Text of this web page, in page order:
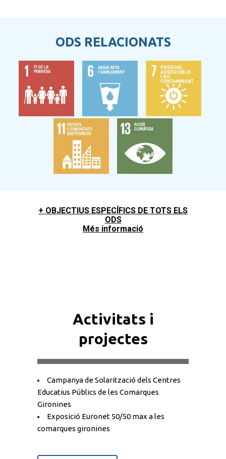
ODS RELACIONATS
+ OBJECTIUS ESPECÍFICS DE TOTS ELS
ODS
Més informació
Activitats i
projectes
Campanya de Solarització dels Centres
Educatius Públics de les Comarques
Gironines
Exposició Euronet 50/50 max a les
comarques gironines